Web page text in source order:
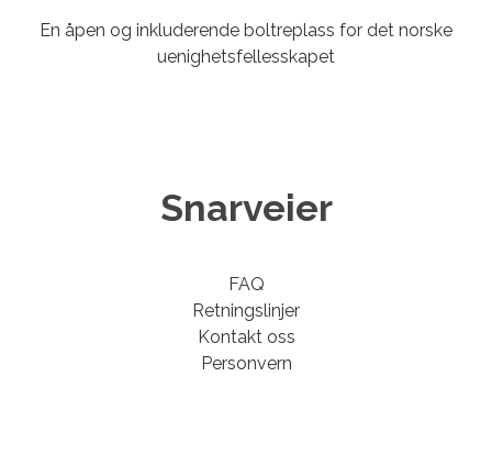
En åpen og inkluderende boltreplass for det norske
uenighetsfellesskapet
Snarveier
FAQ
Retningslinjer
Kontakt oss
Personvern